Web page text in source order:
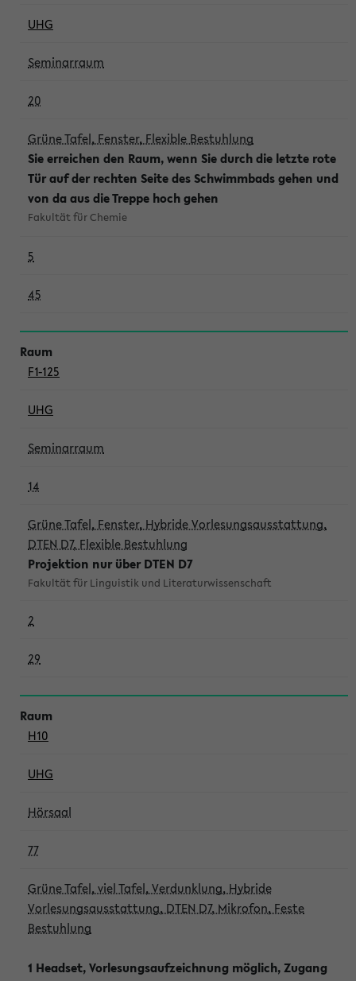
UHG
Seminarraum
20
Grüne Tafel, Fenster, Flexible Bestuhlung
Sie erreichen den Raum, wenn Sie durch die letzte rote
Tür auf der rechten Seite des Schwimmbads gehen und
von da aus die Treppe hoch gehen
Fakultät für Chemie
5
45
F1-125
UHG
Seminarraum
14
Grüne Tafel, Fenster, Hybride Vorlesungsausstattung,
DTEN D7, Flexible Bestuhlung
Projektion nur über DTEN D7
Fakultät für Linguistik und Literaturwissenschaft
2
29
H10
UHG
Hörsaal
77
Grüne Tafel, viel Tafel, Verdunklung, Hybride
Vorlesungsausstattung, DTEN D7, Mikrofon, Feste
Bestuhlung
1 Headset, Vorlesungsaufzeichnung möglich, Zugang